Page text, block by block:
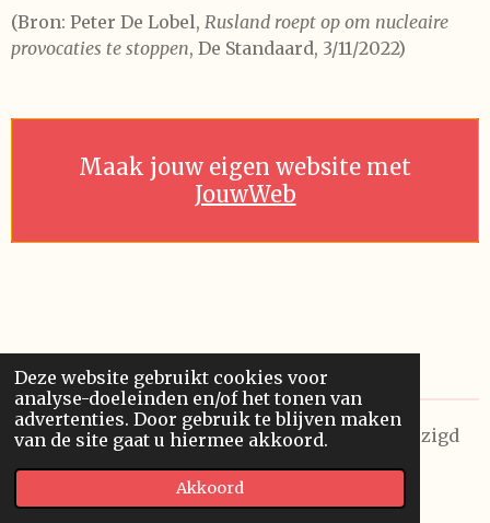
Deze website gebruikt cookies voor
analyse-doeleinden en/of het tonen van
advertenties. Door gebruik te blijven maken
van de site gaat u hiermee akkoord.
Akkoord
(Bron: Peter De Lobel, Rusland roept op om nucleaire
provocaties te stoppen, De Standaard, 3/11/2022)
Maak jouw eigen website met
JouwWeb
© 2026 Future Visions Unlimited. Laatst gewijzigd